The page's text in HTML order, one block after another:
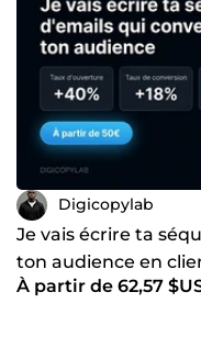
Digicopylab
Je vais écrire ta
ton audience en
À partir de 62,57